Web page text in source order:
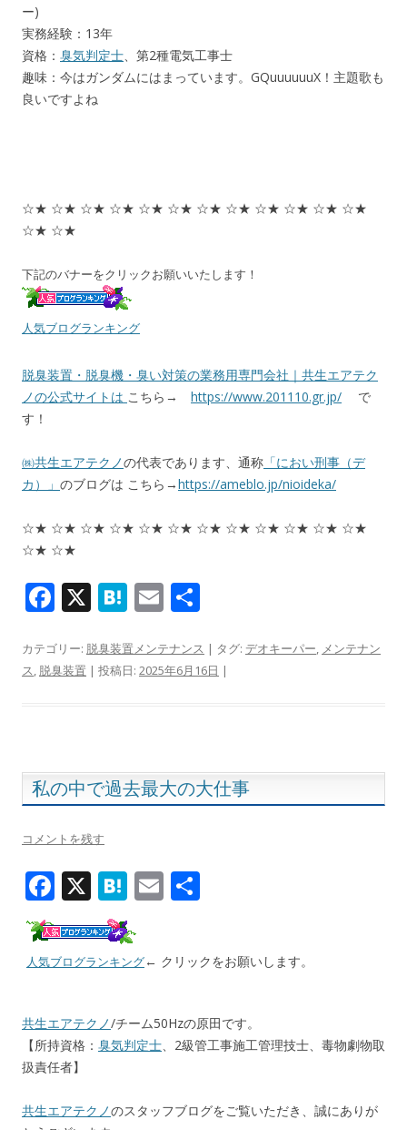
ー)
実務経験：13年
資格： 臭気判定士、第2種電気工事士
趣味：今はガンダムにはまっています。GQuuuuuuX！主題歌も
良いですよね
☆★ ☆★ ☆★ ☆★ ☆★ ☆★ ☆★ ☆★ ☆★ ☆★ ☆★ ☆★
☆★ ☆★
下記のバナーをクリックお願いいたします！
人気ブログランキング
脱臭装置・脱臭機・臭い対策の業務用専門会社｜共生エアテク
ノの公式サイトは こちら→ https://www.201110.gr.jp/ で
す！
㈱共生エアテクノの代表であります、通称 「におい刑事（デ
カ）」 のブログは こちら→https://ameblo.jp/nioideka/
☆★ ☆★ ☆★ ☆★ ☆★ ☆★ ☆★ ☆★ ☆★ ☆★ ☆★ ☆★
☆★ ☆★
F
e
b
k
X H
e
n
E
ai
l
カテゴリー: 脱臭装置メンテナンス | タグ: デオキーパー, メンテナン
ス, 脱臭装置 | 投稿日: 2025年6月16日 |
私の中で過去最大の大仕事
コメントを残す
F
ac
e
b
o
k
X H
e
n
E
l
人気ブログランキング← クリックをお願いします。
共生エアテクノ/チーム50Hzの原田です。
【所持資格： 臭気判定士、2級管工事施工管理技士、毒物劇物取
扱責任者】
共生エアテクノのスタッフブログをご覧いただき、誠にありが